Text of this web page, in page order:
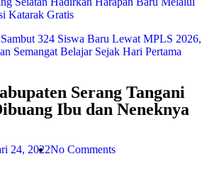
Katarak Gratis
324 Siswa Baru Lewat MPLS 2026,
Semangat Belajar Sejak Hari Pertama
Serang Tangani
Ibu dan Neneknya
24, 2022No Comments